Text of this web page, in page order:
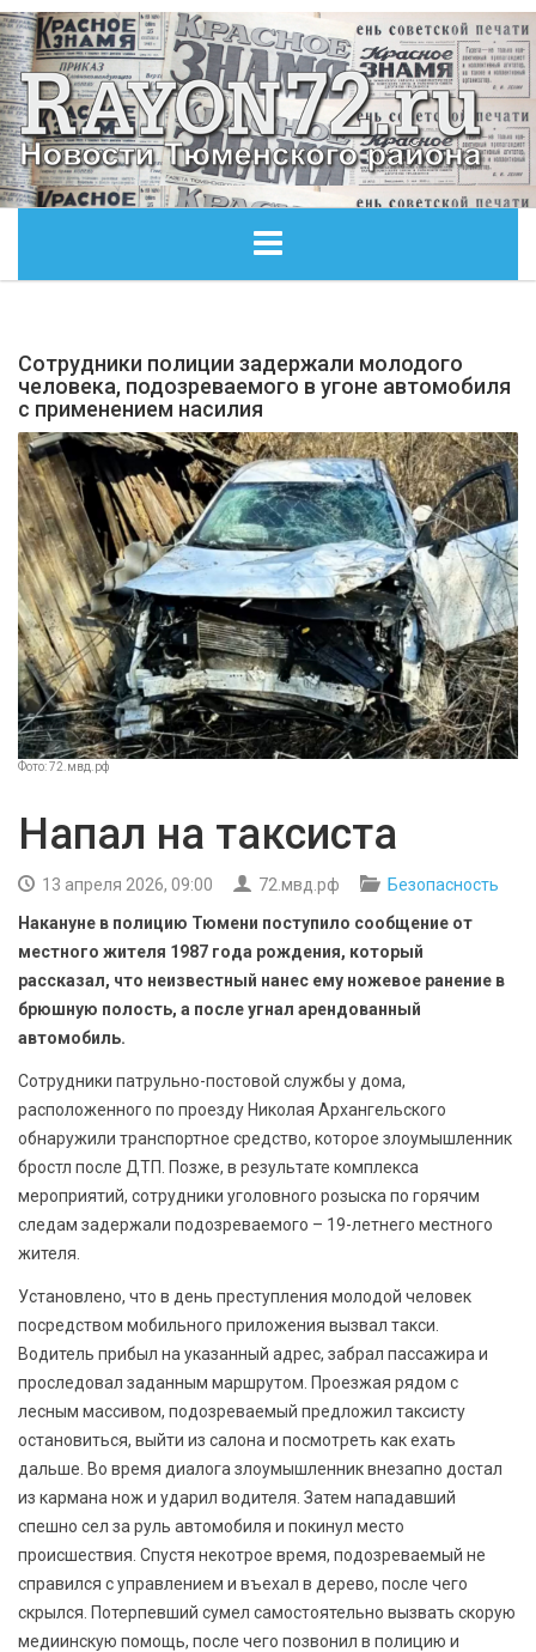
ОБЩЕСТВО
ЭКОНОМИКА
КУЛЬТУРА
БЕЗОПАСНОСТЬ
СПОРТ
АРХИВ PDF
Сотрудники полиции задержали молодого
человека, подозреваемого в угоне автомобиля
с применением насилия
Фото: 72.мвд.рф
Напал на таксиста
13 апреля 2026, 09:00 72.мвд.рф
Безопасность
Накануне в полицию Тюмени поступило сообщение от
местного жителя 1987 года рождения, который
рассказал, что неизвестный нанес ему ножевое ранение в
брюшную полость, а после угнал арендованный
автомобиль.
Сотрудники патрульно-постовой службы у дома,
расположенного по проезду Николая Архангельского
обнаружили транспортное средство, которое злоумышленник
бростл после ДТП. Позже, в результате комплекса
мероприятий, сотрудники уголовного розыска по горячим
следам задержали подозреваемого – 19-летнего местного
жителя.
Установлено, что в день преступления молодой человек
посредством мобильного приложения вызвал такси.
Водитель прибыл на указанный адрес, забрал пассажира и
проследовал заданным маршрутом. Проезжая рядом с
лесным массивом, подозреваемый предложил таксисту
остановиться, выйти из салона и посмотреть как ехать
дальше. Во время диалога злоумышленник внезапно достал
из кармана нож и ударил водителя. Затем нападавший
спешно сел за руль автомобиля и покинул место
происшествия. Спустя некотрое время, подозреваемый не
справился с управлением и въехал в дерево, после чего
скрылся. Потерпевший сумел самостоятельно вызвать скорую
медиинскую помощь, после чего позвонил в полицию и